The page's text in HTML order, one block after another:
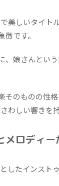
美しいタイトル
です。
、娘さんとい
そのものの性
わしい響きを
メロディ
したインスト